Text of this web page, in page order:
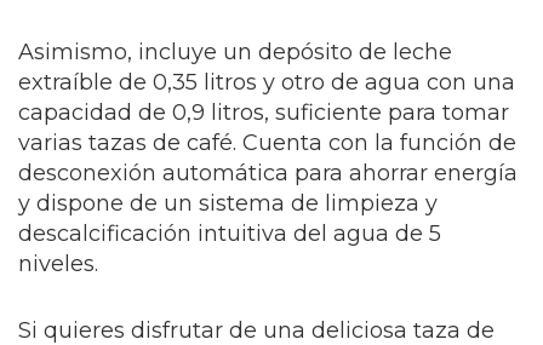
Asimismo, incluye un depósito de leche
extraíble de 0,35 litros y otro de agua con una
capacidad de 0,9 litros, suficiente para tomar
varias tazas de café. Cuenta con la función de
desconexión automática para ahorrar energía
y dispone de un sistema de limpieza y
descalcificación intuitiva del agua de 5
niveles.
Si quieres disfrutar de una deliciosa taza de